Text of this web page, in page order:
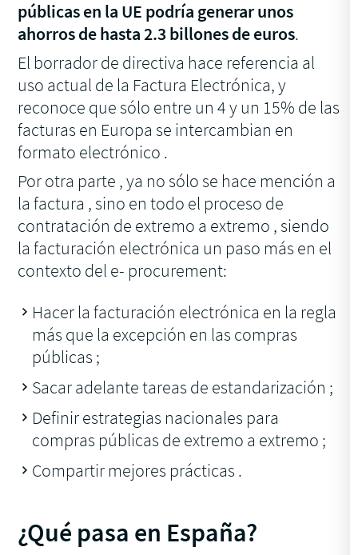
públicas en la UE podría generar unos
ahorros de hasta 2.3 billones de euros.
El borrador de directiva hace referencia al
uso actual de la Factura Electrónica, y
reconoce que sólo entre un 4 y un 15% de las
facturas en Europa se intercambian en
formato electrónico .
Por otra parte , ya no sólo se hace mención a
la factura , sino en todo el proceso de
contratación de extremo a extremo , siendo
la facturación electrónica un paso más en el
contexto del e- procurement:
Hacer la facturación electrónica en la regla
más que la excepción en las compras
públicas ;
Sacar adelante tareas de estandarización ;
Definir estrategias nacionales para
compras públicas de extremo a extremo ;
Compartir mejores prácticas .
¿Qué pasa en España?